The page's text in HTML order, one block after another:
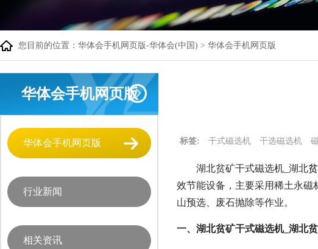
您目前的位置： 华体会手机网页版-华体会(中国) > 华体会手机网页版
华体会手机网页版
华体会手机网页版
行业新闻
相关资讯
标签: 干式磁选机 干选磁选机
湖北贫矿干式磁选机_湖北
效节能设备，主要采用稀土永磁
山预选、废石抛除等作业。
一、湖北贫矿干式磁选机_湖北